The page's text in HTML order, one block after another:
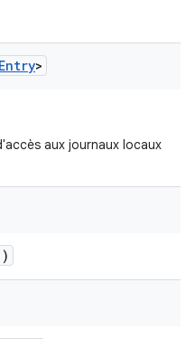
Entry>
aux journaux locaux